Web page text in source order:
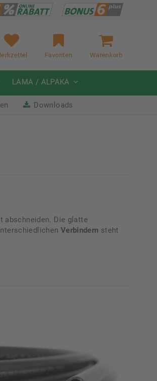
Favoriten Warenkorb
LAMA / ALPAKA
Downloads
abschneiden. Die glatte
Verbindern steht